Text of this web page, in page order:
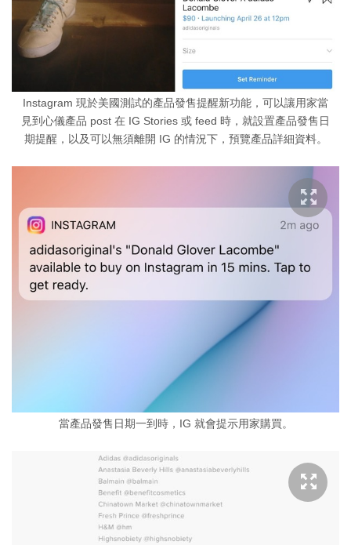
Instagram 現於美國測試的產品發售提醒新功能，可以讓用家當
見到心儀產品 post 在 IG Stories 或 feed 時，就設置產品發售日
期提醒，以及可以無須離開 IG 的情況下，預覽產品詳細資料。
當產品發售日期一到時，IG 就會提示用家購買。